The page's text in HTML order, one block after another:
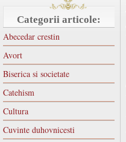
Categorii articole:
Abecedar crestin
Avort
Biserica si societate
Catehism
Cultura
Cuvinte duhovnicesti